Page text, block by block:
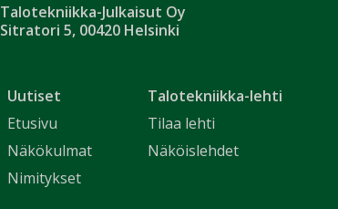
Talotekniikka-Julkaisut Oy
Sitratori 5, 00420 Helsinki
Uutiset
Etusivu
Näkökulmat
Nimitykset
Talotekniikka-lehti
Tilaa lehti
Näköislehdet